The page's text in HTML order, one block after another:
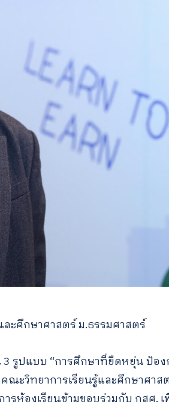
ะศึกษาศาสตร์ ม.ธรรมศาสตร์
3 รูปแบบ “การศึกษาที่ยืดหยุ่น ป้อ
ณะวิทยาการเรียนรู้และศึกษาศาส
รห้องเรียนข้ามขอบร่วมกับ กสศ.